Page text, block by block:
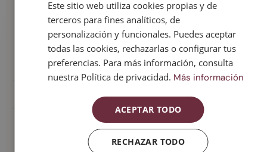
Preguntas frecuentes
Los tratamientos naturales ¿son una
alternativa a la terapia de reemplazo
hormonal?
¿Pueden tener contraindicaciones?
¿Cuáles han demostrado ser más
ENGLISH
ESPAÑOL
Este sitio web utiliza cookies propias y de
terceros para fines analíticos, de
personalización y funcionales. Puedes aceptar
todas las cookies, rechazarlas o configurar tus
preferencias. Para más información, consulta
nuestra Política de privacidad. Más información
ACEPTAR TODO
RECHAZAR TODO